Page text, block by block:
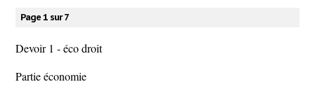
Page 1 sur 7
Devoir 1 - éco droit
Partie économie